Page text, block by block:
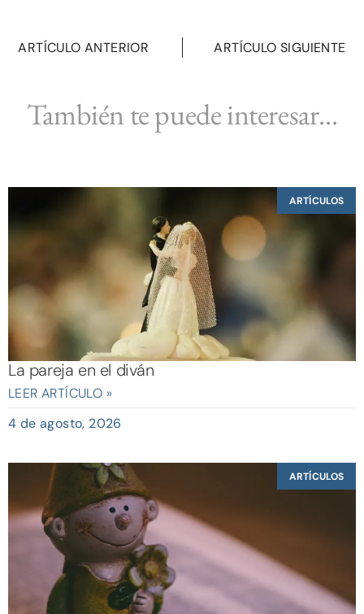
ARTÍCULO ANTERIOR ARTÍCULO SIGUIENTE
También te puede interesar...
ARTÍCULOS
La pareja en el diván
LEER ARTÍCULO »
4 de agosto, 2026
ARTÍCULOS